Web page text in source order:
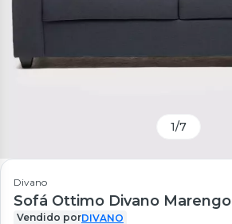
1/7
Divano
Sofá Ottimo Divano Marengo
Vendido porDIVANO